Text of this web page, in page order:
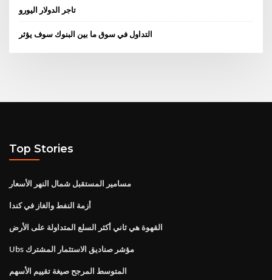
تاجر الدولار اليورو
التداول في سوق ما بين البنوك سوف يؤثر
Top Stories
مسامير المستقبل شمال النهر الأسعار
أزمة النفط والغاز في كندا
القهوة هي ثاني أكثر السلع المتداولة على الأرض
Ubs مؤشر صناديق الاستثمار المشترك
المتوسط ​​المرجح صيغة تقييم الأسهم